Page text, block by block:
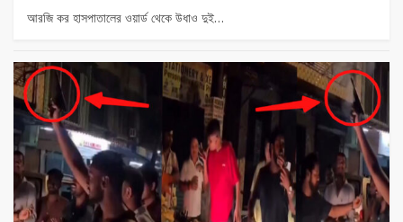
আরজি কর হাসপাতালের ওয়ার্ড থেকে উধাও দুই…